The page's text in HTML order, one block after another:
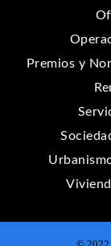
Premios y